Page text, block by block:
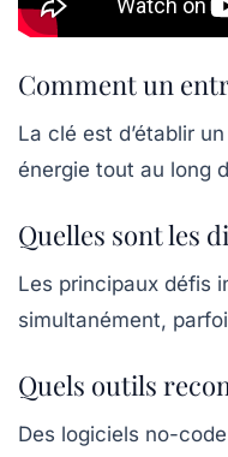
Comment un
La clé est d’établir
énergie tout au long
Quelles sont les
Les principaux défis
simultanément,
Quels outils
Des logiciels no-